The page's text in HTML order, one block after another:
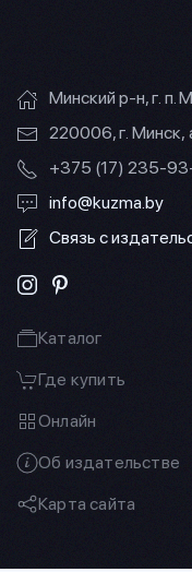
Минский р-н, г. п.
220006, г. Минск,
+375 (17) 235-
info@kuzma.by
Связь с
Каталог
Где купить
Онлайн
Об издательстве
Карта сайта